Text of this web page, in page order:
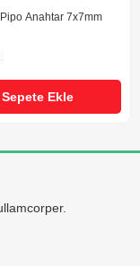
Anahtar 7x7mm
Sepete Ekle